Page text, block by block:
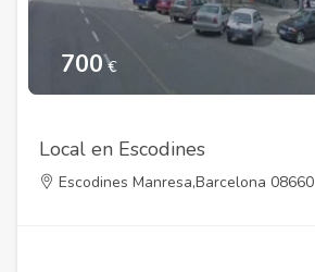
700 €
Local en Escodines
Escodines Manresa,Barcelona 08660